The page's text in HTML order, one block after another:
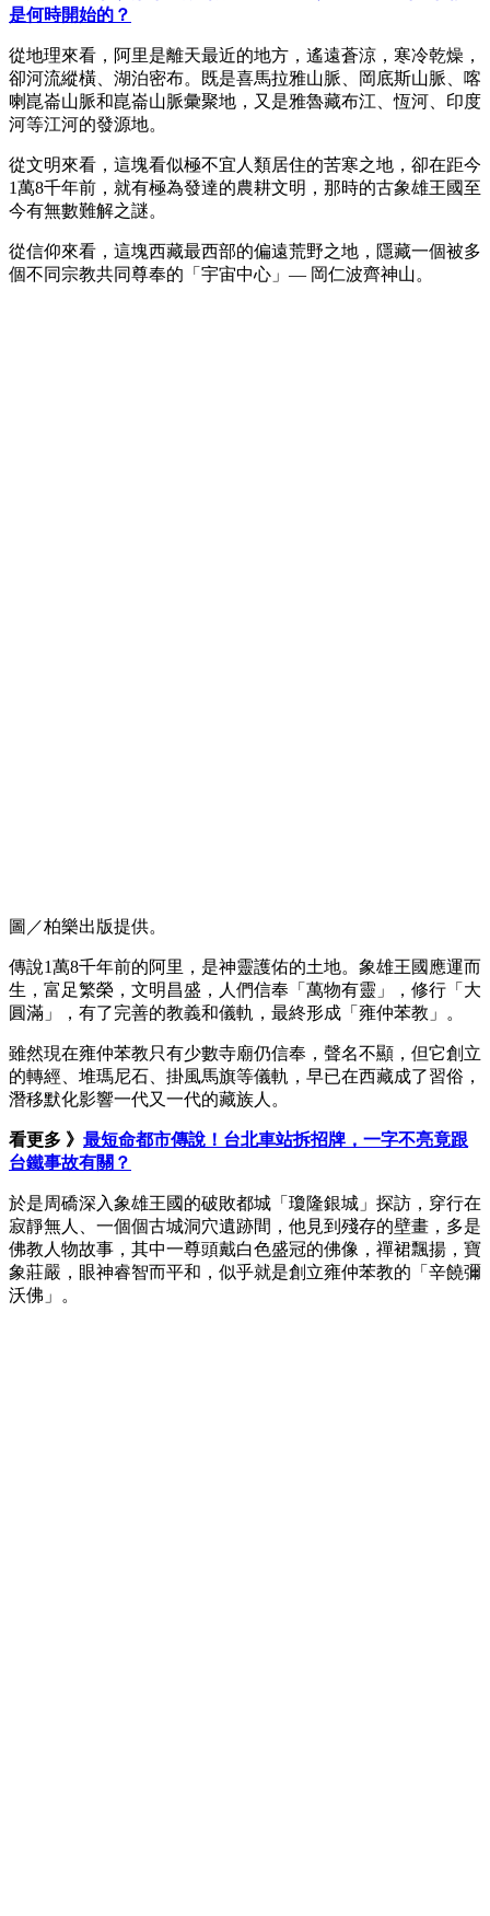
是何時開始的？
從地理來看，阿里是離天最近的地方，遙遠蒼涼，寒冷乾燥，
卻河流縱橫、湖泊密布。既是喜馬拉雅山脈、岡底斯山脈、喀
喇崑崙山脈和崑崙山脈彙聚地，又是雅魯藏布江、恆河、印度
河等江河的發源地。
從文明來看，這塊看似極不宜人類居住的苦寒之地，卻在距今
1萬8千年前，就有極為發達的農耕文明，那時的古象雄王國至
今有無數難解之謎。
從信仰來看，這塊西藏最西部的偏遠荒野之地，隱藏一個被多
個不同宗教共同尊奉的「宇宙中心」― 岡仁波齊神山。
圖／柏樂出版提供。
傳說1萬8千年前的阿里，是神靈護佑的土地。象雄王國應運而
生，富足繁榮，文明昌盛，人們信奉「萬物有靈」，修行「大
圓滿」，有了完善的教義和儀軌，最終形成「雍仲苯教」。
雖然現在雍仲苯教只有少數寺廟仍信奉，聲名不顯，但它創立
的轉經、堆瑪尼石、掛風馬旗等儀軌，早已在西藏成了習俗，
潛移默化影響一代又一代的藏族人。
看更多 》 最短命都市傳說！台北車站拆招牌，一字不亮竟跟
台鐵事故有關？
於是周礄深入象雄王國的破敗都城「瓊隆銀城」探訪，穿行在
寂靜無人、一個個古城洞穴遺跡間，他見到殘存的壁畫，多是
佛教人物故事，其中一尊頭戴白色盛冠的佛像，禪裙飄揚，寶
象莊嚴，眼神睿智而平和，似乎就是創立雍仲苯教的「辛饒彌
沃佛」。